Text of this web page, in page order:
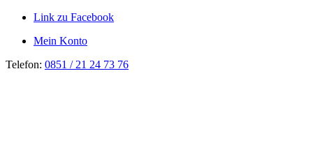
Link zu Facebook
Mein Konto
Telefon: 0851 / 21 24 73 76